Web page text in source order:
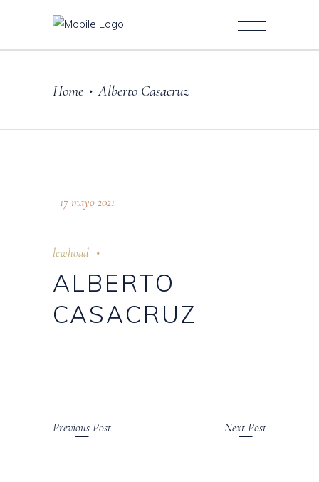
Home • Alberto Casacruz
17 mayo 2021
lewhoad
ALBERTO
CASACRUZ
Previous Post Next Post